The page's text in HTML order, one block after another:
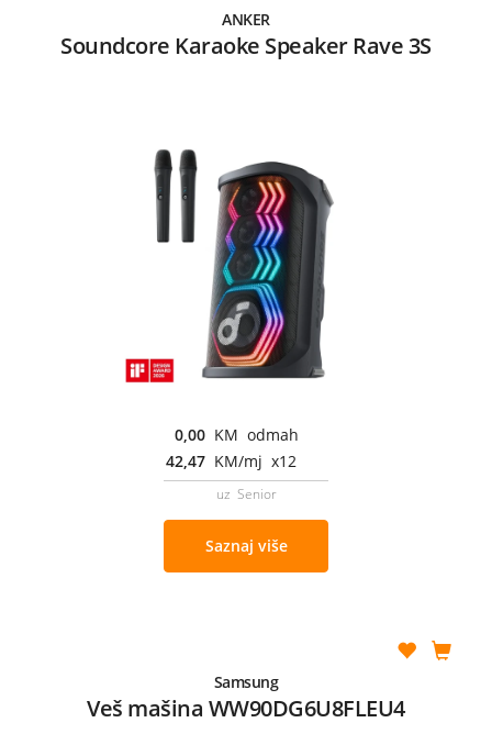
ANKER
Soundcore Karaoke Speaker Rave 3S
0,00 KM odmah
42,47 KM/mj x12
uz Senior
Saznaj više
Samsung
Veš mašina WW90DG6U8FLEU4